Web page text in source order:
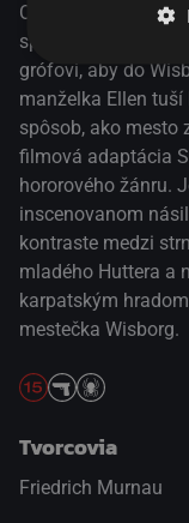
Orlokovi. Keď sa
spozná Orlokovu
grófovi, aby do
manželka Ellen
spôsob, ako mesto
filmová adaptácia
hororového žánru.
inscenovanom
kontraste medzi
mladého Huttera a
karpatským
mestečka Wisborg.
Tvorcovia
Friedrich Murnau